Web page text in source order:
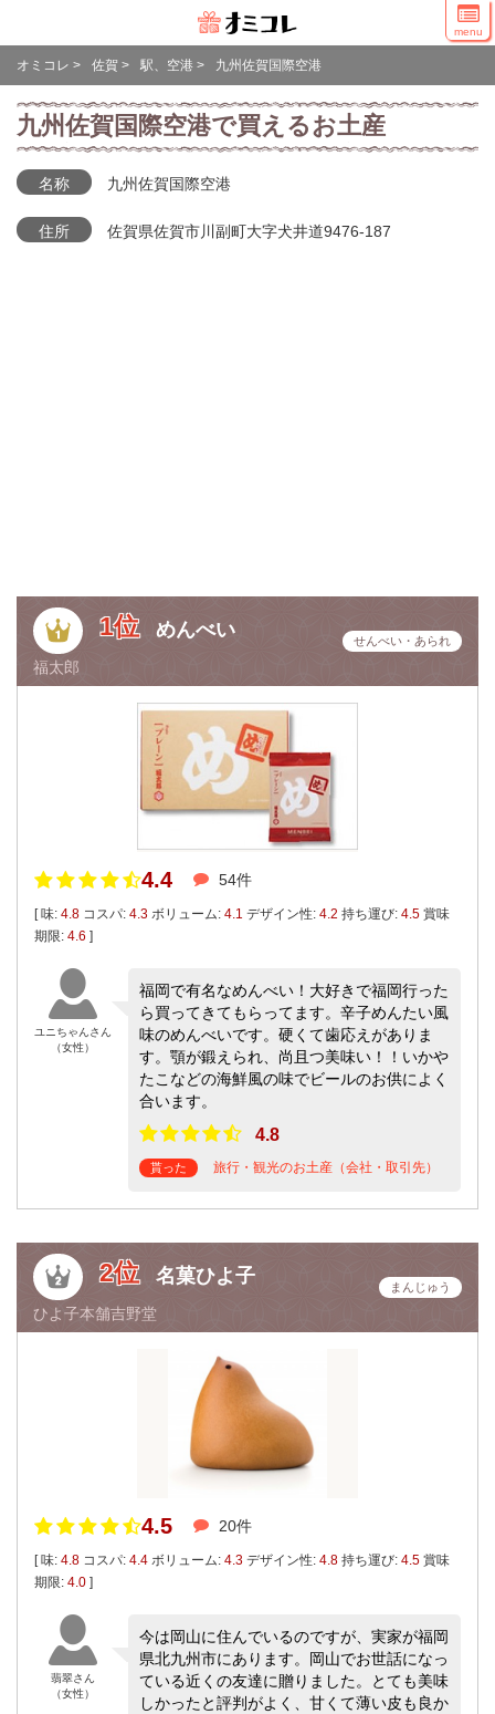
menu
オミコレ > 佐賀 > 駅、空港 > 九州佐賀国際空港
九州佐賀国際空港で買えるお土産
名称 九州佐賀国際空港
住所 佐賀県佐賀市川副町大字犬井道9476-187
1位 めんべい
福太郎
せんべい・あられ
4.4 54件
[ 味: 4.8 コスパ: 4.3 ボリューム: 4.1 デザイン性: 4.2 持ち運び: 4.5 賞味
期限: 4.6 ]
ユニちゃんさん
（女性）
福岡で有名なめんべい！大好きで福岡行った
ら買ってきてもらってます。辛子めんたい風
味のめんべいです。硬くて歯応えがありま
す。顎が鍛えられ、尚且つ美味い！！いかや
たこなどの海鮮風の味でビールのお供によく
合います。
4.8
貰った 旅行・観光のお土産（会社・取引先）
2位 名菓ひよ子
ひよ子本舗吉野堂
まんじゅう
4.5 20件
[ 味: 4.8 コスパ: 4.4 ボリューム: 4.3 デザイン性: 4.8 持ち運び: 4.5 賞味
期限: 4.0 ]
翡翠さん
（女性）
今は岡山に住んでいるのですが、実家が福岡
県北九州市にあります。岡山でお世話になっ
ている近くの友達に贈りました。とても美味
しかったと評判がよく、甘くて薄い皮も良か